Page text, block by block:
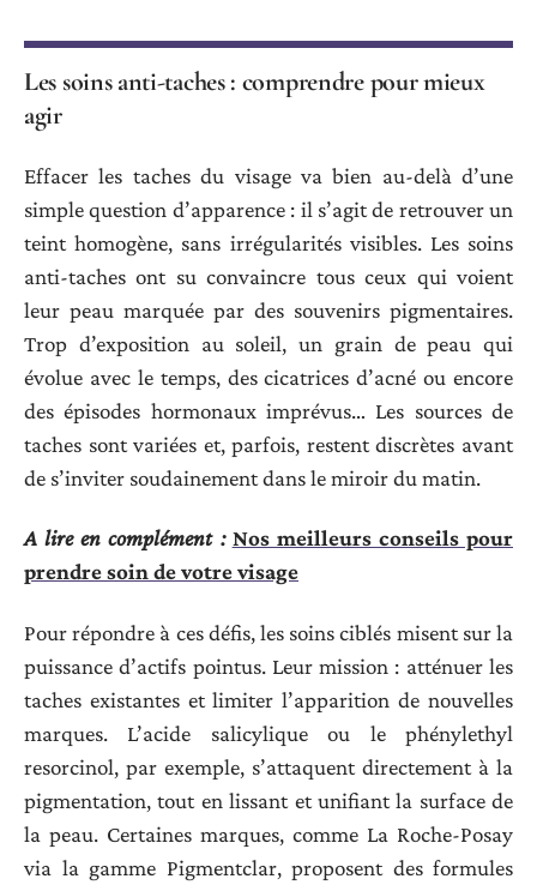
Les soins anti-taches : comprendre pour mieux
agir
Effacer les taches du visage va bien au-delà d’une
simple question d’apparence : il s’agit de retrouver un
teint homogène, sans irrégularités visibles. Les soins
anti-taches ont su convaincre tous ceux qui voient
leur peau marquée par des souvenirs pigmentaires.
Trop d’exposition au soleil, un grain de peau qui
évolue avec le temps, des cicatrices d’acné ou encore
des épisodes hormonaux imprévus… Les sources de
taches sont variées et, parfois, restent discrètes avant
de s’inviter soudainement dans le miroir du matin.
A lire en complément : Nos meilleurs conseils pour
prendre soin de votre visage
Pour répondre à ces défis, les soins ciblés misent sur la
puissance d’actifs pointus. Leur mission : atténuer les
taches existantes et limiter l’apparition de nouvelles
marques. L’acide salicylique ou le phénylethyl
resorcinol, par exemple, s’attaquent directement à la
pigmentation, tout en lissant et unifiant la surface de
la peau. Certaines marques, comme La Roche-Posay
via la gamme Pigmentclar, proposent des formules